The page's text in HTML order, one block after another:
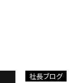
社長ブログ